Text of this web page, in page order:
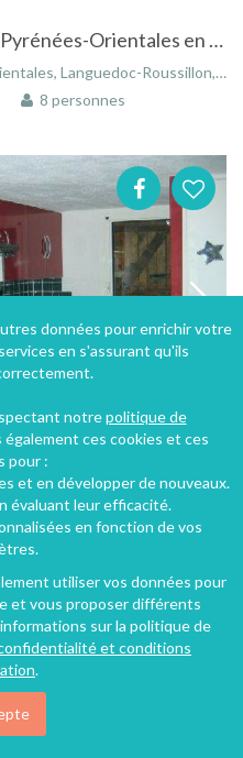
Maison à Collioure dans les Pyrénées-Orientales en Languedoc-Roussillon avec vue exceptionnelle
Roussillon, Occitanie, France
8 personnes
Roussillon, Occitanie, France
données pour enrichir votre
en s'assurant qu'ils
notrepolitique de
ces cookies et ces
pour :
et en développer de nouveaux.
évaluant leur efficacité.
en fonction de vos
utiliser vos données pour
et vous proposer différents
sur la politique de
et conditions
.